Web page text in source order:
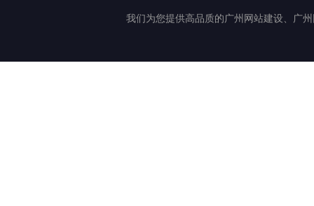
我们为您提供高品质的广州网站建设、广